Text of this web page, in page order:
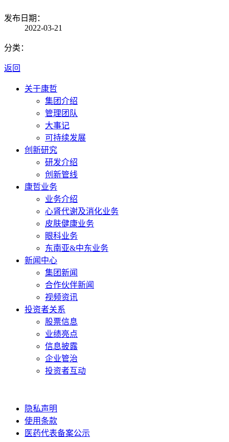
发布日期：
2022-03-21
分类：
返回
关于康哲
集团介绍
管理团队
大事记
可持续发展
创新研究
研发介绍
创新管线
康哲业务
业务介绍
心肾代谢及消化业务
皮肤健康业务
眼科业务
东南亚&中东业务
新闻中心
集团新闻
合作伙伴新闻
视频资讯
投资者关系
股票信息
业绩亮点
信息披露
企业管治
投资者互动
隐私声明
使用条款
医药代表备案公示